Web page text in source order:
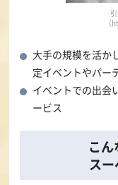
大手の規模を活か
定イベントやパー
イベントでの出会
ービス
こ
ス